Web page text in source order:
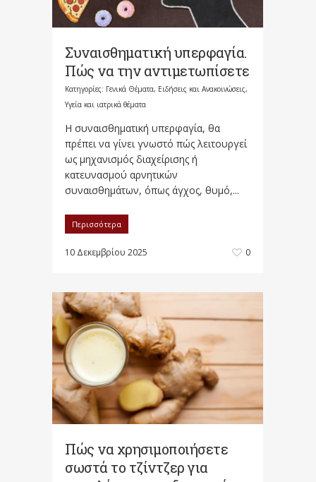
Συναισθηματική υπερφαγία.
Πώς να την αντιμετωπίσετε
Κατηγορίες: Γενικά Θέματα, Ειδήσεις και Ανακοινώσεις,
Υγεία και ιατρικά θέματα
Η συναισθηματική υπερφαγία, θα
πρέπει να γίνει γνωστό πώς λειτουργεί
ως μηχανισμός διαχείρισης ή
κατευνασμού αρνητικών
συναισθημάτων, όπως άγχος, θυμό,...
Περισσότερα
10 Δεκεμβρίου 2025 0
Πώς να χρησιμοποιήσετε
σωστά το τζίντζερ για